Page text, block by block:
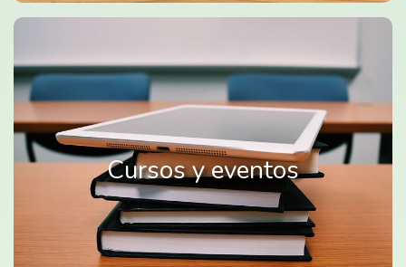
Cursos y eventos